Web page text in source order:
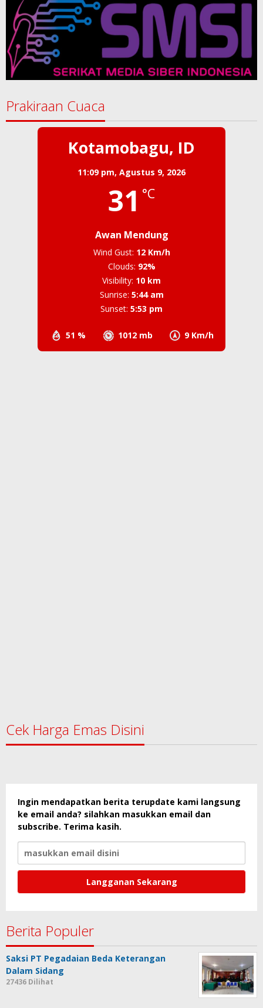
Prakiraan Cuaca
Kotamobagu, ID
11:09 pm, Agustus 9, 2026
31 °C
Awan Mendung
51 % 1012 mb 9 Km/h
Wind Gust: 12 Km/h
Clouds: 92%
Visibility: 10 km
Sunrise: 5:44 am
Sunset: 5:53 pm
Cek Harga Emas Disini
Ingin mendapatkan berita terupdate kami langsung
ke email anda? silahkan masukkan email dan
subscribe. Terima kasih.
Berita Populer
Saksi PT Pegadaian Beda Keterangan
Dalam Sidang
27436 Dilihat